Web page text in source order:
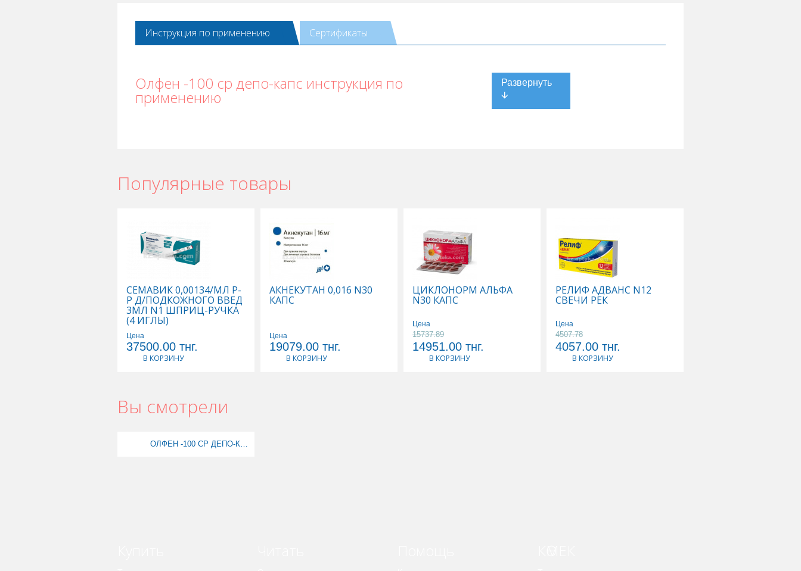
Инструкция по применению Сертификаты
Олфен -100 ср депо-капс инструкция по
применению
Популярные товары
СЕМАВИК 0,00134/МЛ Р-
Р Д/ПОДКОЖНОГО ВВЕД
3МЛ N1 ШПРИЦ-РУЧКА
(4 ИГЛЫ)
Цена
37500.00 тнг.
В КОРЗИНУ
АКНЕКУТАН 0,016 N30
КАПС
Цена
19079.00 тнг.
В КОРЗИНУ
ЦИКЛОНОРМ АЛЬФА
N30 КАПС
Цена
15737.89
14951.00 тнг.
В КОРЗИНУ
РЕЛИФ АДВАНС N12
СВЕЧИ РЕК
Цена
4507.78
4057.00 тнг.
В КОРЗИНУ
Вы смотрели